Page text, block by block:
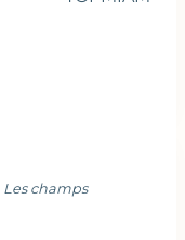
Les champs